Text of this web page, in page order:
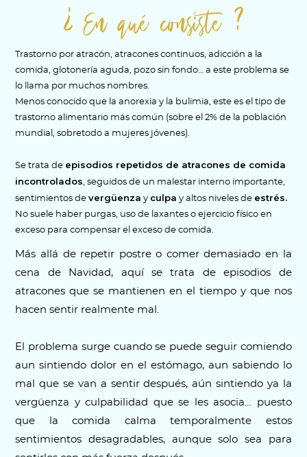
¿ En qué consiste ?
Trastorno por atracón, atracones continuos, adicción a la
comida, glotonería aguda, pozo sin fondo… a este problema se
lo llama por muchos nombres.
Menos conocido que la anorexia y la bulimia, este es el tipo de
trastorno alimentario más común (sobre el 2% de la población
mundial, sobretodo a mujeres jóvenes).
Se trata de episodios repetidos de atracones de comida
incontrolados, seguidos de un malestar interno importante,
sentimientos devergüenza y culpa y altos niveles de estrés.
No suele haber purgas, uso de laxantes o ejercicio físico en
exceso para compensar el exceso de comida.
Más allá de repetir postre o comer demasiado en la
cena de Navidad, aquí se trata de episodios de
atracones que se mantienen en el tiempo y que nos
hacen sentir realmente mal.
El problema surge cuando se puede seguir comiendo
aun sintiendo dolor en el estómago, aun sabiendo lo
mal que se van a sentir después, aún sintiendo ya la
vergüenza y culpabilidad que se les asocia… puesto
que la comida calma temporalmente estos
sentimientos desagradables, aunque solo sea para